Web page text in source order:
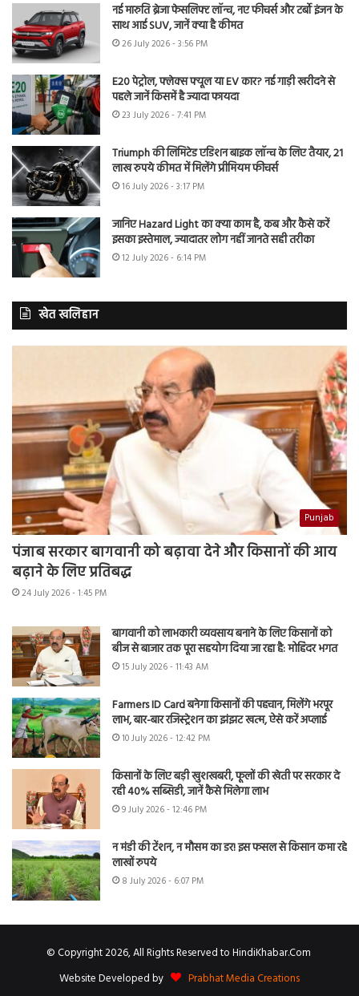
नई मारुति ब्रेजा फेसलिफ्ट लॉन्च, नए फीचर्स और टर्बो इंजन के
साथ आई SUV, जानें क्या है कीमत
26 July 2026 - 3:56 PM
E20 पेट्रोल, फ्लेक्स फ्यूल या EV कार? नई गाड़ी खरीदने से
पहले जानें किसमें है ज्यादा फायदा
23 July 2026 - 7:41 PM
Triumph की लिमिटेड एडिशन बाइक लॉन्च के लिए तैयार, 21
लाख रुपये कीमत में मिलेंगे प्रीमियम फीचर्स
16 July 2026 - 3:17 PM
जानिए Hazard Light का क्या काम है, कब और कैसे करें
इसका इस्तेमाल, ज्यादातर लोग नहीं जानते सही तरीका
12 July 2026 - 6:14 PM
खेत खलिहान
Punjab
पंजाब सरकार बागवानी को बढ़ावा देने और किसानों की आय
बढ़ाने के लिए प्रतिबद्ध
24 July 2026 - 1:45 PM
बागवानी को लाभकारी व्यवसाय बनाने के लिए किसानों को
बीज से बाजार तक पूरा सहयोग दिया जा रहा है: मोहिंदर भगत
15 July 2026 - 11:43 AM
Farmers ID Card बनेगा किसानों की पहचान, मिलेंगे भरपूर
लाभ, बार-बार रजिस्ट्रेशन का झंझट खत्म, ऐसे करें अप्लाई
10 July 2026 - 12:42 PM
किसानों के लिए बड़ी खुशखबरी, फूलों की खेती पर सरकार दे
रही 40% सब्सिडी, जानें कैसे मिलेगा लाभ
9 July 2026 - 12:46 PM
न मंडी की टेंशन, न मौसम का डर! इस फसल से किसान कमा रहे
लाखों रुपये
8 July 2026 - 6:07 PM
© Copyright 2026, All Rights Reserved to HindiKhabar.Com
Website Developed by
Prabhat Media Creations